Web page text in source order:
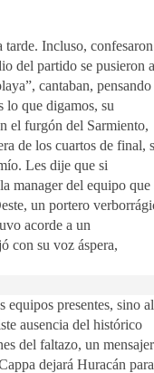
tarde. Incluso, confesaron
del partido se pusieron a
cantaban, pensando
lo que digamos, su
el furgón del Sarmiento,
de los cuartos de final,
Les dije que si
manager del equipo que
un portero
acorde a un
con su voz áspera,
equipos presentes, sino al
ausencia del histórico
del faltazo, un
dejará Huracán para